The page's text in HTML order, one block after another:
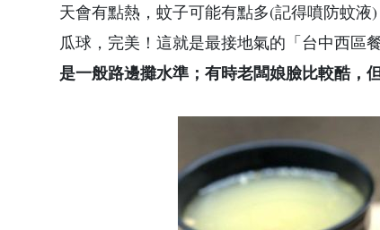
天會有點熱，蚊子可能有點多(記得噴防蚊
瓜球，完美！這就是最接地氣的「台中西區餐
是一般路邊攤水準；有時老闆娘臉比較酷，